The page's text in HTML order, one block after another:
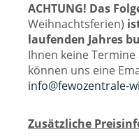
ACHTUNG! Das
Weihnachtsferien)
laufenden Jahres
Ihnen keine
können uns eine
info@fewozentrale-
Zusätzliche